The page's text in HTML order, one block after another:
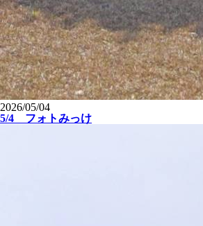
2026/05/04
5/4 フォトみっけ